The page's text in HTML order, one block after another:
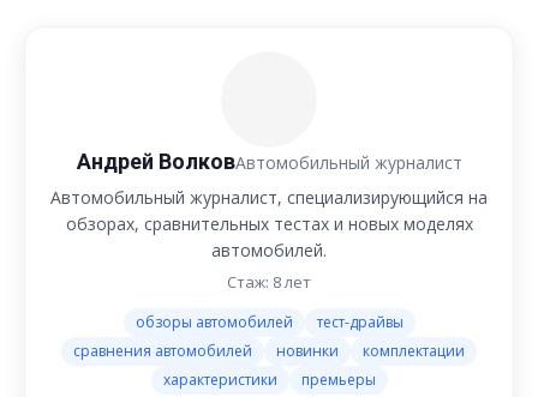
Андрей ВолковАвтомобильный журналист
Автомобильный журналист, специализирующийся на
обзорах, сравнительных тестах и новых моделях
автомобилей.
Стаж: 8 лет
обзоры автомобилей
тест-драйвы
сравнения автомобилей
новинки
комплектации
характеристики
премьеры